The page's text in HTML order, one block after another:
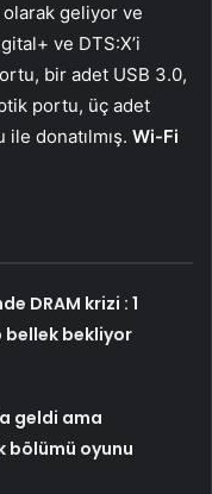
geliyor ve
ve DTS:X’i
bir adet USB 3.0,
portu, üç adet
donatılmış. Wi-Fi
DRAM krizi : 1
bellek bekliyor
geldi ama
bölümü oyunu